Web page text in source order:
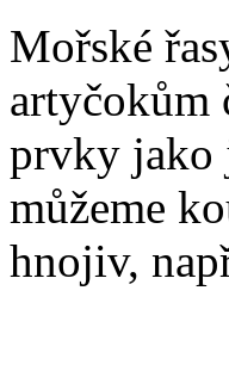
Mořské
artyčokům
prvky jako
můžeme
hnojiv,